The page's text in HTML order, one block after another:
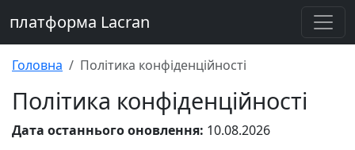
платформа Lacran
Головна Політика конфіденційності
Політика конфіденційності
Дата останнього оновлення: 10.08.2026